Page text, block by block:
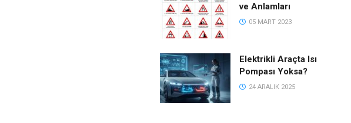
ve Anlamları
05 MART 2023
Elektrikli Araçta Isı
Pompası Yoksa?
24 ARALIK 2025